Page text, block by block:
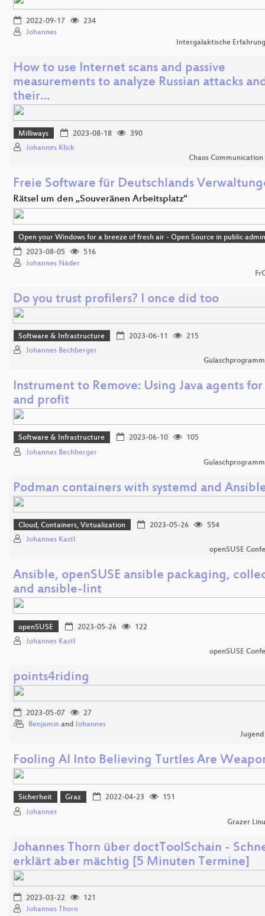
2022-09-17
234
Johannes
Intergalaktische
How to use Internet scans and passive
measurements to analyze Russian attacks
their…
Milliways 2023-08-18
390
Johannes Klick
Chaos Communication
Freie Software für Deutschlands
Rätsel um den „Souveränen Arbeitsplatz“
Open your Windows for a breeze of fresh air - Open Source in public
2023-08-05
516
Johannes Näder
Do you trust profilers? I once did too
Software & Infrastructure 2023-06-11
215
Johannes Bechberger
Instrument to Remove: Using Java agents
and profit
Software & Infrastructure 2023-06-10
105
Johannes Bechberger
Podman containers with systemd and
Cloud, Containers, Virtualization 2023-05-26
554
Johannes Kastl
openSUSE
Ansible, openSUSE ansible packaging,
and ansible-lint
openSUSE 2023-05-26
122
Johannes Kastl
openSUSE
points4riding
2023-05-07
27
Benjamin and Johannes
Fooling AI Into Believing Turtles Are
Sicherheit Graz 2022-04-23
151
Johannes
Grazer
Johannes Thorn über doctToolSchain -
erklärt aber mächtig [5 Minuten Termine]
2023-03-22
121
Johannes Thorn